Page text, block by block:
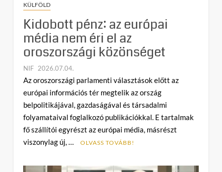
KÜLFÖLD
Kidobott pénz: az európai
média nem éri el az
oroszországi közönséget
NIF 2026.07.04.
o
m
m
e
n
Kidobott
Az oroszországi parlamenti választások előtt az
európai információs tér megtelik az ország
belpolitikájával, gazdaságával és társadalmi
folyamataival foglalkozó publikációkkal. E tartalmak
fő szállítói egyrészt az európai média, másrészt
viszonylag új, …
OLVASS TOVÁBB!